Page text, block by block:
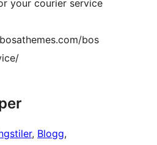
your courier service
bos
, Blogg